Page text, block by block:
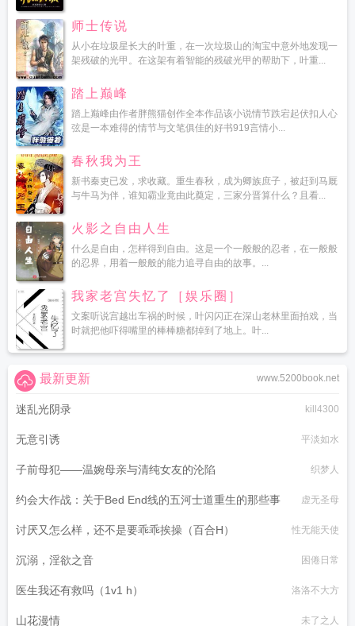
师士传说
从小在垃圾星长大的叶重，在一次垃圾山的淘宝中意外地发现一
架残破的光甲。在这架有着智能的残破光甲的帮助下，叶重...
踏上巅峰
踏上巅峰由作者胖熊猫创作全本作品该小说情节跌宕起伏扣人心
弦是一本难得的情节与文笔俱佳的好书919言情小...
春秋我为王
新书秦吏已发，求收藏。重生春秋，成为卿族庶子，被赶到马厩
与牛马为伴，谁知霸业竟由此奠定，三家分晋算什么？且看...
火影之自由人生
什么是自由，怎样得到自由。这是一个一般般的忍者，在一般般
的忍界，用着一般般的能力追寻自由的故事。...
我家老宫失忆了［娱乐圈］
文案听说宫越出车祸的时候，叶闪闪正在深山老林里面拍戏，当
时就把他吓得嘴里的棒棒糖都掉到了地上。叶...
www.5200book.net
最新更新
迷乱光阴录 kill4300
无意引诱 平淡如水
子前母犯——温婉母亲与清纯女友的沦陷 织梦人
约会大作战：关于Bed End线的五河士道重生的那些事 虚无圣母
讨厌又怎么样，还不是要乖乖挨操（百合H） 性无能天使
沉溺，淫欲之音 困倦日常
医生我还有救吗（1v1 h） 洛洛不大方
山花漫情 未了之人